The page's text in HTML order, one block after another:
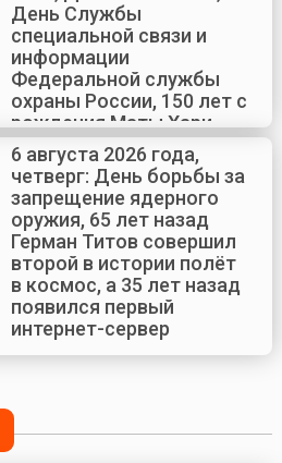
День Службы
специальной связи и
информации
Федеральной службы
охраны России, 150 лет с
рождения Маты Хари
6 августа 2026 года,
четверг: День борьбы за
запрещение ядерного
оружия, 65 лет назад
Герман Титов совершил
второй в истории полёт
в космос, а 35 лет назад
появился первый
интернет-сервер